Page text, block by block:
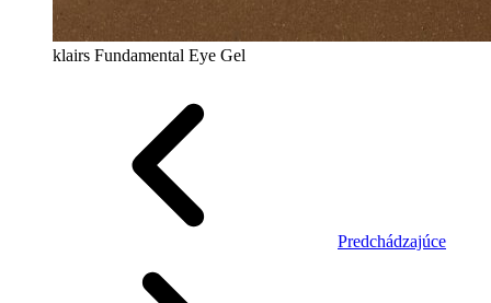
klairs Fundamental Eye Gel
Predchádzajúce